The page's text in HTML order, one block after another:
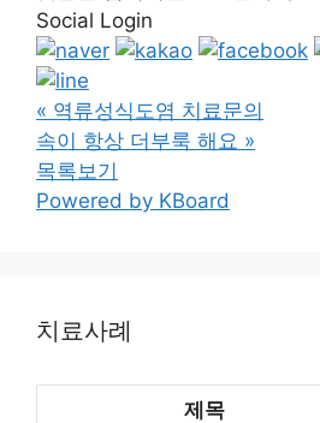
Social Login
« 역류성식도염 치료문의
속이 항상 더부룩 해요 »
목록보기
Powered by KBoard
치료사례
제목